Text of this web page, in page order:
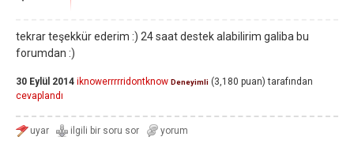
tekrar teşekkür ederim :) 24 saat destek alabilirim galiba bu
forumdan :)
30 Eylül 2014 iknowerrrrridontknow Deneyimli (3,180 puan) tarafından
cevaplandı